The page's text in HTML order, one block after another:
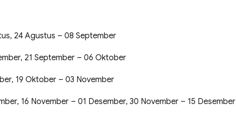
24 Agustus – 08 September
21 September – 06 Oktober
19 Oktober – 03 November
16 November – 01 Desember, 30 November – 15 Desember